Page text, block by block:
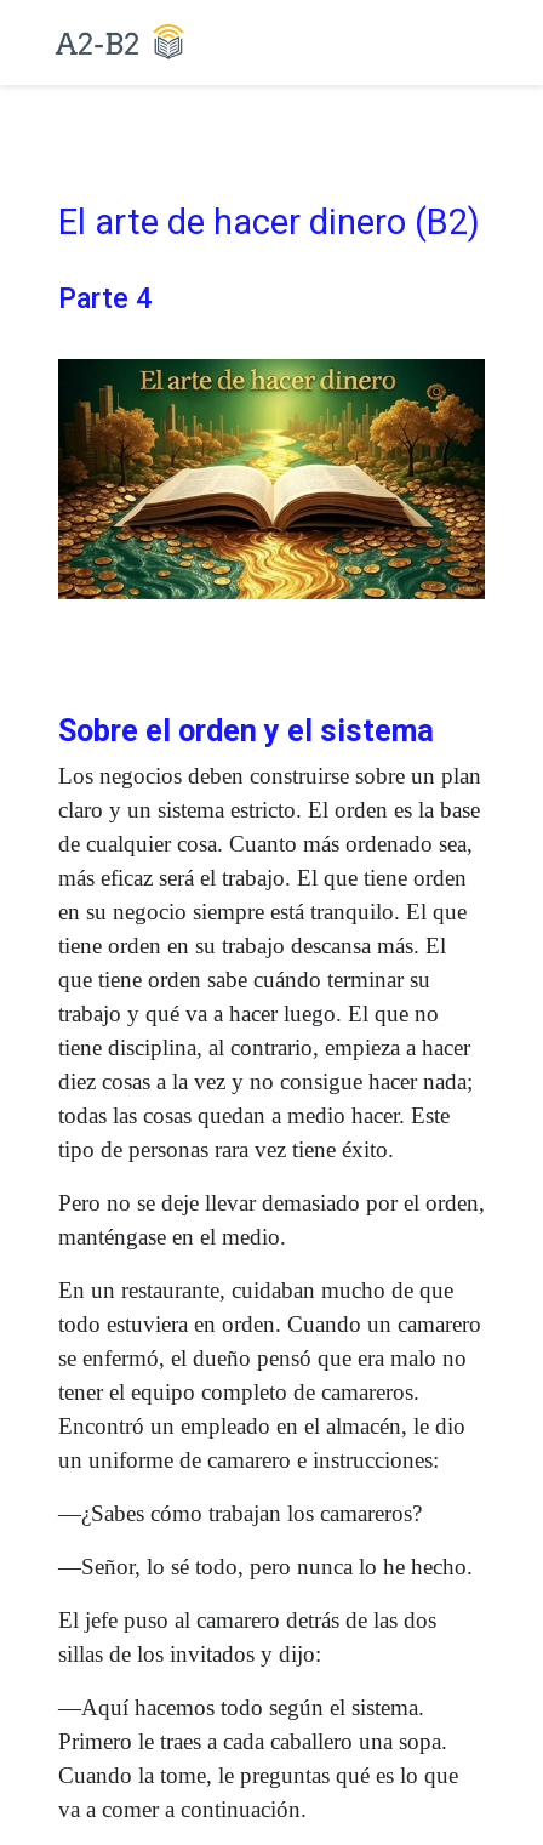
El arte de hacer dinero (B2)
Parte 4
Sobre el orden y el sistema
Los negocios deben construirse sobre un plan
claro y un sistema estricto. El orden es la base
de cualquier cosa. Cuanto más ordenado sea,
más eficaz será el trabajo. El que tiene orden
en su negocio siempre está tranquilo. El que
tiene orden en su trabajo descansa más. El
que tiene orden sabe cuándo terminar su
trabajo y qué va a hacer luego. El que no
tiene disciplina, al contrario, empieza a hacer
diez cosas a la vez y no consigue hacer nada;
todas las cosas quedan a medio hacer. Este
tipo de personas rara vez tiene éxito.
Pero no se deje llevar demasiado por el orden,
manténgase en el medio.
En un restaurante, cuidaban mucho de que
todo estuviera en orden. Cuando un camarero
se enfermó, el dueño pensó que era malo no
tener el equipo completo de camareros.
Encontró un empleado en el almacén, le dio
un uniforme de camarero e instrucciones:
—¿Sabes cómo trabajan los camareros?
—Señor, lo sé todo, pero nunca lo he hecho.
El jefe puso al camarero detrás de las dos
sillas de los invitados y dijo:
—Aquí hacemos todo según el sistema.
Primero le traes a cada caballero una sopa.
Cuando la tome, le preguntas qué es lo que
va a comer a continuación.